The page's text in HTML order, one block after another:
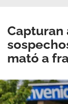
Capturan
mató a